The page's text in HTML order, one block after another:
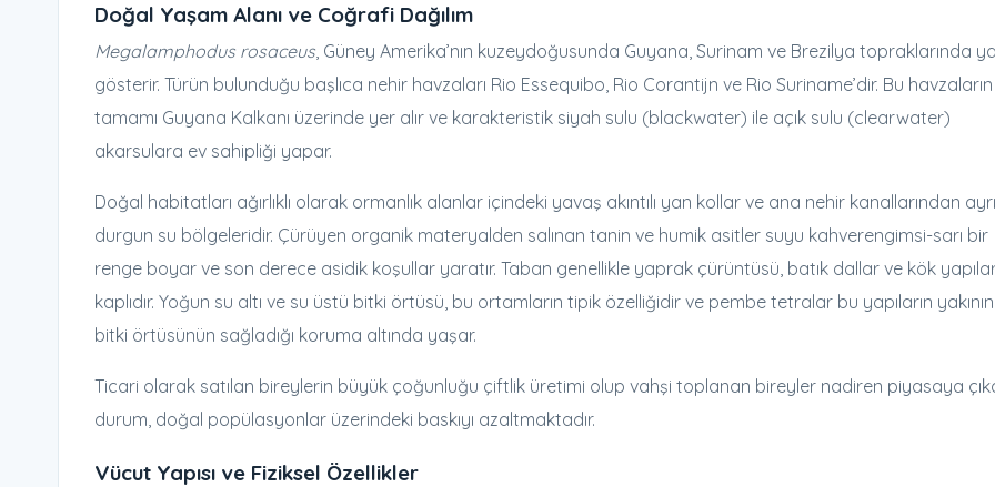
Doğal Yaşam Alanı ve Coğrafi Dağılım
Megalamphodus rosaceus, Güney Amerika’nın kuzeydoğusunda Guyana, Surinam ve Brezilya topraklarında
gösterir. Türün bulunduğu başlıca nehir havzaları Rio Essequibo, Rio Corantijn ve Rio Suriname’dir. Bu havzaların
tamamı Guyana Kalkanı üzerinde yer alır ve karakteristik siyah sulu (blackwater) ile açık sulu (clearwater)
akarsulara ev sahipliği yapar.
Doğal habitatları ağırlıklı olarak ormanlık alanlar içindeki yavaş akıntılı yan kollar ve ana nehir kanallarından
durgun su bölgeleridir. Çürüyen organik materyalden salınan tanin ve humik asitler suyu kahverengimsi-sarı bir
renge boyar ve son derece asidik koşullar yaratır. Taban genellikle yaprak çürüntüsü, batık dallar ve kök
kaplıdır. Yoğun su altı ve su üstü bitki örtüsü, bu ortamların tipik özelliğidir ve pembe tetralar bu yapıların
bitki örtüsünün sağladığı koruma altında yaşar.
Ticari olarak satılan bireylerin büyük çoğunluğu çiftlik üretimi olup vahşi toplanan bireyler nadiren piyasaya
durum, doğal popülasyonlar üzerindeki baskıyı azaltmaktadır.
Vücut Yapısı ve Fiziksel Özellikler